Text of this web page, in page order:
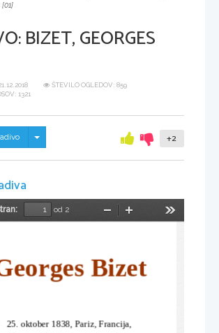
[01]
BIZET, GEORGES
ŠTEVILO OGLEDOV: 859
1321
Skrij/prikaži meni +2
od 2
Pomanjšaj
Bizet
25. oktober 1838 Pariz, Francija